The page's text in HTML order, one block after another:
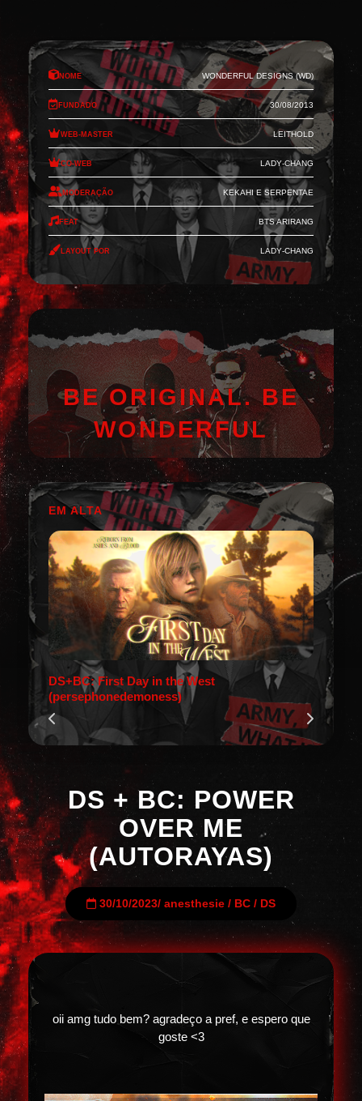
Nome Wonderful Designs (WD)
Fundado 30/08/2013
Web-Master Leithold
Co-Web Lady-Chang
Moderação Kekahi e Serpentae
Feat BTS Arirang
Layout por Lady-Chang
BE ORIGINAL. BE
WONDERFUL
EM ALTA
DS+BC: First Day in the West
(persephonedemoness)
DS + BC: POWER
OVER ME
(AUTORAYAS)
30/10/2023/ anesthesie / BC / DS
oii amg tudo bem? agradeço a pref, e espero que
goste <3